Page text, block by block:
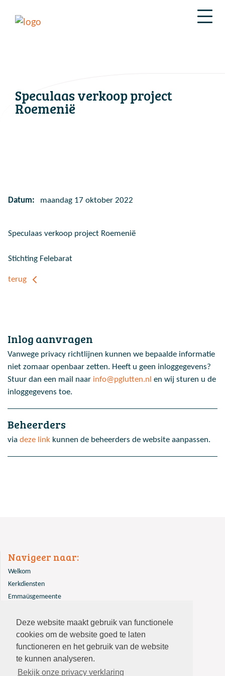
Deze website maakt gebruik van functionele
cookies om de website goed te laten
functioneren en het gebruik van de website
te kunnen analyseren.
Bekijk onze privacy verklaring
Speculaas verkoop project
Roemenië
Datum: maandag 17 oktober 2022
Speculaas verkoop project Roemenië
Stichting Felebarat
terug
Inlog aanvragen
Vanwege privacy richtlijnen kunnen we bepaalde informatie
niet zomaar openbaar zetten. Heeft u geen inloggegevens?
Stuur dan een mail naar info@pglutten.nl en wij sturen u de
inloggegevens toe.
Beheerders
via deze link kunnen de beheerders de website aanpassen.
Navigeer naar:
Welkom
Kerkdiensten
Emmaüsgemeente
Contact